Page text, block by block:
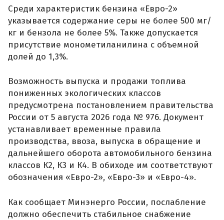
Среди характеристик бензина «Евро-2»
указывается содержание серы не более 500 мг/
кг и бензола не более 5%. Также допускается
присутствие монометиланилина с объемной
долей до 1,3%.
Возможность выпуска и продажи топлива
пониженных экологических классов
предусмотрена постановлением правительства
России от 5 августа 2026 года № 976. Документ
устанавливает временные правила
производства, ввоза, выпуска в обращение и
дальнейшего оборота автомобильного бензина
классов К2, К3 и К4. В обиходе им соответствуют
обозначения «Евро-2», «Евро-3» и «Евро-4».
Как сообщает Минэнерго России, послабление
должно обеспечить стабильное снабжение